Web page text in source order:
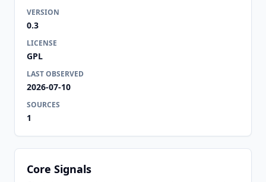
VERSION
0.3
LICENSE
GPL
LAST OBSERVED
2026-07-10
SOURCES
1
Core Signals